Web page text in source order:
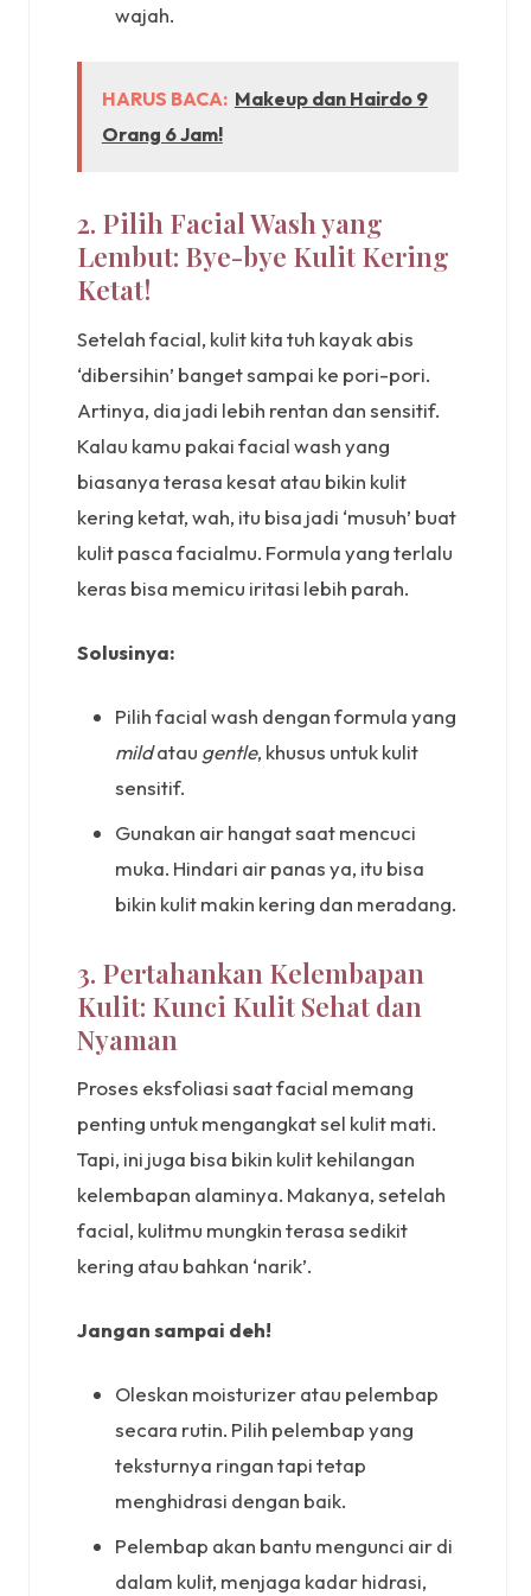
wajah.
HARUS BACA: Makeup dan Hairdo 9
Orang 6 Jam!
2. Pilih Facial Wash yang
Lembut: Bye-bye Kulit Kering
Ketat!
Setelah facial, kulit kita tuh kayak abis
‘dibersihin’ banget sampai ke pori-pori.
Artinya, dia jadi lebih rentan dan sensitif.
Kalau kamu pakai facial wash yang
biasanya terasa kesat atau bikin kulit
kering ketat, wah, itu bisa jadi ‘musuh’ buat
kulit pasca facialmu. Formula yang terlalu
keras bisa memicu iritasi lebih parah.
Solusinya:
Pilih facial wash dengan formula yang
mildatau gentle, khusus untuk kulit
sensitif.
Gunakan air hangat saat mencuci
muka. Hindari air panas ya, itu bisa
bikin kulit makin kering dan meradang.
3. Pertahankan Kelembapan
Kulit: Kunci Kulit Sehat dan
Nyaman
Proses eksfoliasi saat facial memang
penting untuk mengangkat sel kulit mati.
Tapi, ini juga bisa bikin kulit kehilangan
kelembapan alaminya. Makanya, setelah
facial, kulitmu mungkin terasa sedikit
kering atau bahkan ‘narik’.
Jangan sampai deh!
Oleskan moisturizer atau pelembap
secara rutin. Pilih pelembap yang
teksturnya ringan tapi tetap
menghidrasi dengan baik.
Pelembap akan bantu mengunci air di
dalam kulit, menjaga kadar hidrasi,